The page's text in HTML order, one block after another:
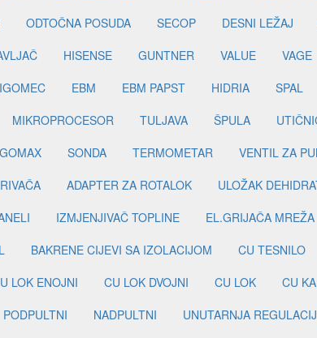
ODTOČNA POSUDA SECOP DESNI LEŽAJ
HISENSE GUNTNER VALUE VAGE
EBM EBM PAPST HIDRIA SPAL
MIKROPROCESOR TULJAVA ŠPULA
GOMAX SONDA TERMOMETAR
VENTIL ZA
ADAPTER ZA ROTALOK
ULOŽAK
IZMJENJIVAČ TOPLINE EL.GRIJAČA MREŽA
BAKRENE CIJEVI SA IZOLACIJOM
CU TESNILO
LOK ENOJNI CU LOK DVOJNI CU LOK CU
PODPULTNI NADPULTNI
UNUTARNJA